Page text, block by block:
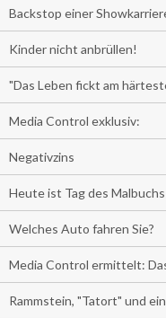
Backstop einer
Kinder nicht anbrüllen!
"Das Leben fickt am
Media Control exklusiv:
Negativzins
Heute ist Tag des Malbuchs
Welches Auto fahren Sie?
Media Control ermittelt:
Rammstein, "Tatort" und